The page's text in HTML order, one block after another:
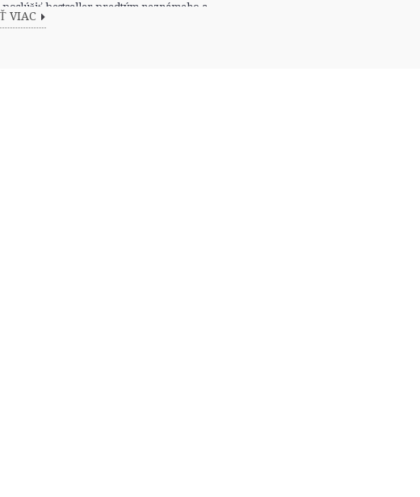
poslúžiť bestseller predtým neznámeho a...
VIAC